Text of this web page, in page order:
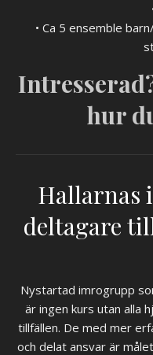
• Ca 5 ensemble
hur
Hallarnas
deltagare
Nystartad imrogrupp
är ingen kurs utan alla
tillfällen. De med mer
och delat ansvar är